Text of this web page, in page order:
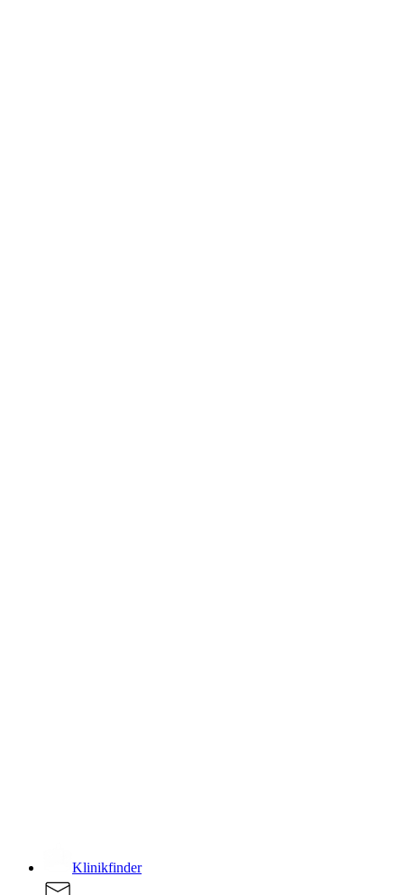
Klinikfinder